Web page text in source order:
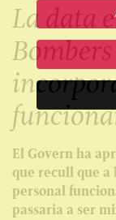
La data
El Govern ha
que recull que
personal
passaria a ser